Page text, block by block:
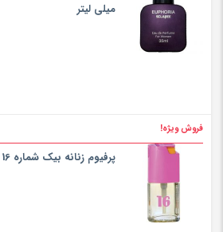
میلی لیتر
فروش ویژه!
پرفیوم زنانه بیک شماره 16 حجم 7.5ml